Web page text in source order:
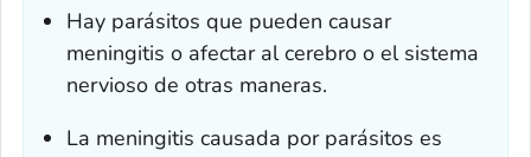
Hay parásitos que pueden causar
meningitis o afectar al cerebro o el sistema
nervioso de otras maneras.
La meningitis causada por parásitos es